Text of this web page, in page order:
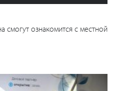
смогут ознакомится с местной